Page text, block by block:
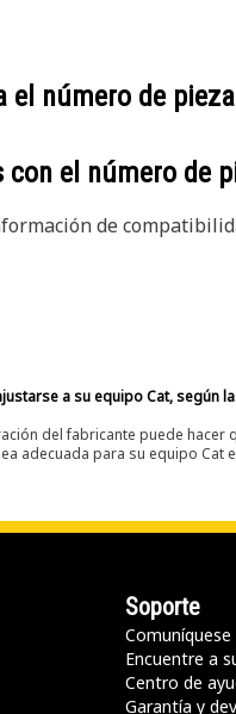
el número de pieza
el número de
de
a su equipo Cat, según
del fabricante puede
adecuada para su equipo
Soporte
Encuentre a
Centro de
Garantía y